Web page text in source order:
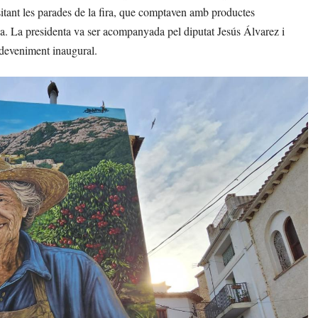
les parades de la fira, que comptaven amb productes
La presidenta va ser acompanyada pel diputat Jesús Álvarez i
inaugural.